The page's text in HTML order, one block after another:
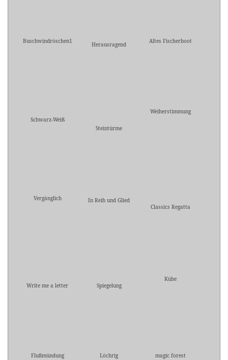
Buschwindröschen1 Herausragend Altes Fischerboot
Schwarz-Weiß
Steintürme
Weiherstimmung
Vergänglich
In Reih und Glied
Classics Regatta
Write me a letter Spiegelung
Kühe
Flußmündung Löchrig magic forest